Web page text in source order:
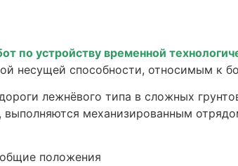
по устройству временной
несущей способности, относимым к
лежнёвого типа в сложных
механизированным